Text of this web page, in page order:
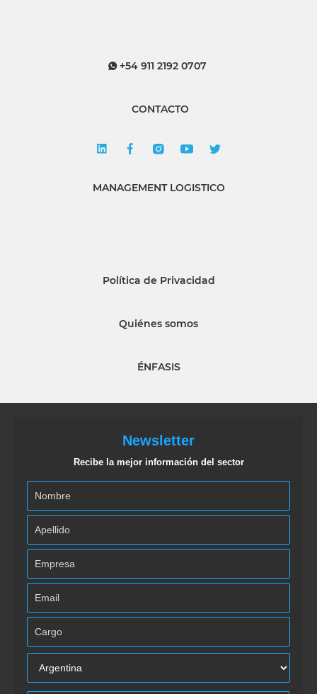
+54 911 2192 0707
CONTACTO
MANAGEMENT LOGISTICO
Política de Privacidad
Quiénes somos
ÉNFASIS
Newsletter
Recibe la mejor información del sector